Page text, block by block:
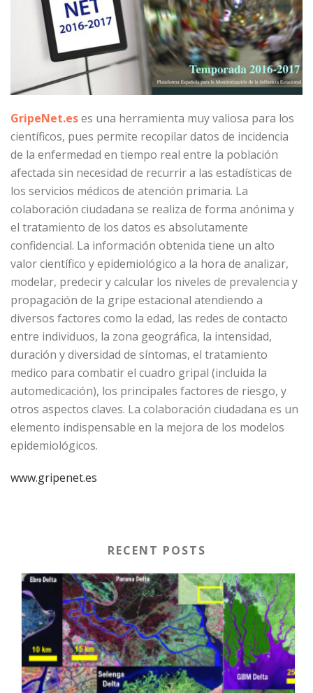
GripeNet.eses una herramienta muy valiosa para los
científicos, pues permite recopilar datos de incidencia
de la enfermedad en tiempo real entre la población
afectada sin necesidad de recurrir a las estadísticas de
los servicios médicos de atención primaria. La
colaboración ciudadana se realiza de forma anónima y
el tratamiento de los datos es absolutamente
confidencial. La información obtenida tiene un alto
valor científico y epidemiológico a la hora de analizar,
modelar, predecir y calcular los niveles de prevalencia y
propagación de la gripe estacional atendiendo a
diversos factores como la edad, las redes de contacto
entre individuos, la zona geográfica, la intensidad,
duración y diversidad de síntomas, el tratamiento
medico para combatir el cuadro gripal (incluida la
automedicación), los principales factores de riesgo, y
otros aspectos claves. La colaboración ciudadana es un
elemento indispensable en la mejora de los modelos
epidemiológicos.
www.gripenet.es
RECENT POSTS